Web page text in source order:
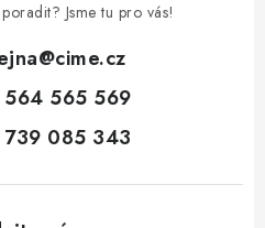
Jsme tu pro vás!
@cime.cz
565 569
085 343